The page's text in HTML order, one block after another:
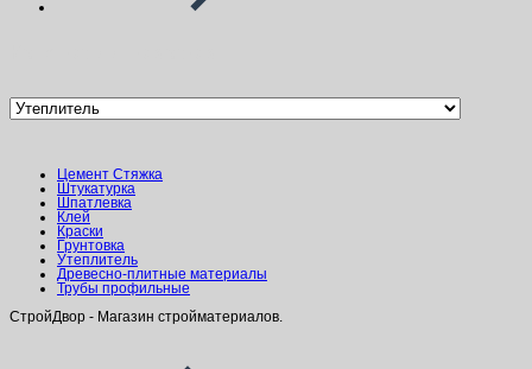
Цемент Стяжка
Штукатурка
Шпатлевка
Клей
Краски
Грунтовка
Утеплитель
Древесно-плитные материалы
Трубы профильные
СтройДвор - Магазин стройматериалов.